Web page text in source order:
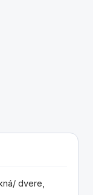
dvere,